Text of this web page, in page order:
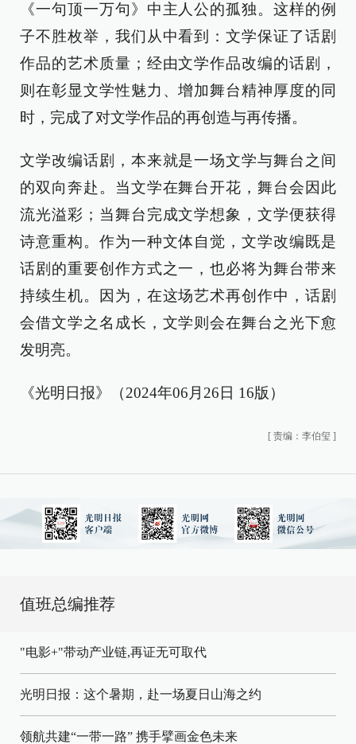
《一句顶一万句》中主人公的孤独。这样的例
子不胜枚举，我们从中看到：文学保证了话剧
作品的艺术质量；经由文学作品改编的话剧，
则在彰显文学性魅力、增加舞台精神厚度的同
时，完成了对文学作品的再创造与再传播。
文学改编话剧，本来就是一场文学与舞台之间
的双向奔赴。当文学在舞台开花，舞台会因此
流光溢彩；当舞台完成文学想象，文学便获得
诗意重构。作为一种文体自觉，文学改编既是
话剧的重要创作方式之一，也必将为舞台带来
持续生机。因为，在这场艺术再创作中，话剧
会借文学之名成长，文学则会在舞台之光下愈
发明亮。
《光明日报》（2024年06月26日 16版）
[ 责编：李伯玺 ]
值班总编推荐
"电影+"带动产业链,再证无可取代
光明日报：这个暑期，赴一场夏日山海之约
领航共建“一带一路” 携手擘画金色未来